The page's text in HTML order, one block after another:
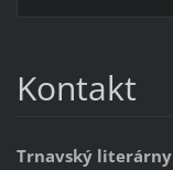
Kontakt
Trnavský